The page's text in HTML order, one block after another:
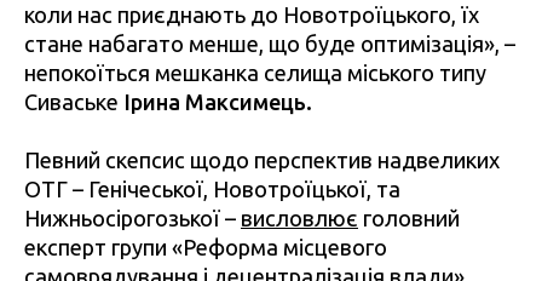
коли нас приєднають до Новотроїцького, їх
стане набагато менше, що буде оптимізація», –
непокоїться мешканка селища міського типу
Сиваське Ірина Максимець.
Певний скепсис щодо перспектив надвеликих
ОТГ – Генічеської, Новотроїцької, та
Нижньосірогозької – висловлює головний
експерт групи «Реформа місцевого
самоврядування і децентралізація влади»